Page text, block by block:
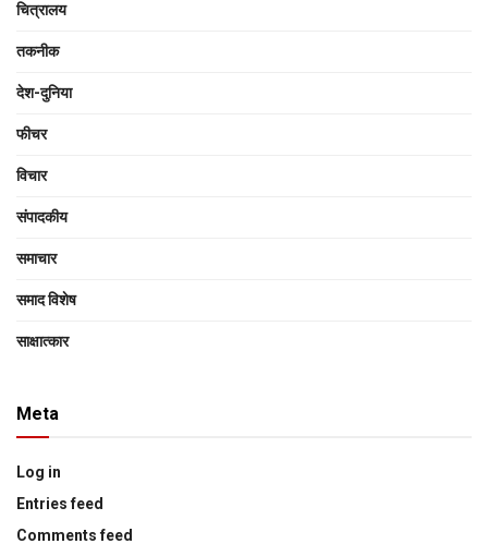
चित्रालय
तकनीक
देश-दुनिया
फीचर
विचार
संपादकीय
समाचार
समाद विशेष
साक्षात्‍कार
Meta
Log in
Entries feed
Comments feed